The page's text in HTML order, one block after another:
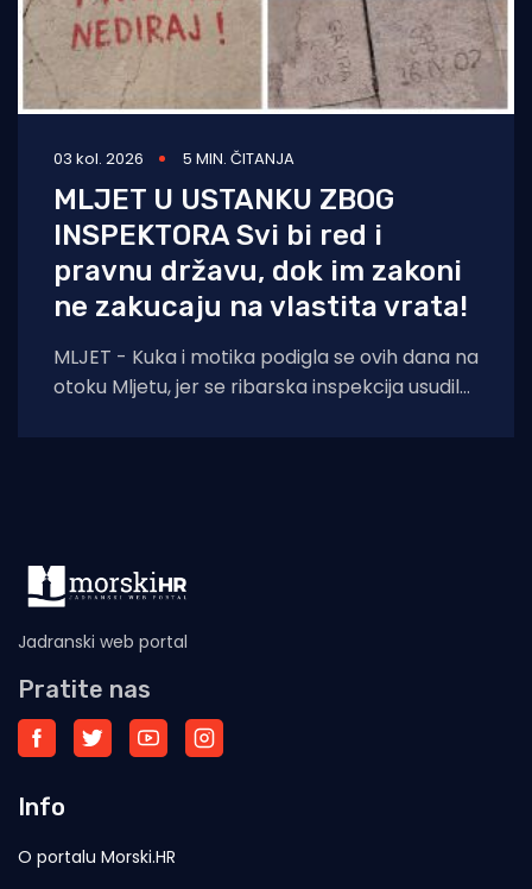
03 kol. 2026 5 MIN. ČITANJA
MLJET U USTANKU ZBOG
INSPEKTORA Svi bi red i
pravnu državu, dok im zakoni
ne zakucaju na vlastita vrata!
MLJET - Kuka i motika podigla se ovih dana na
otoku Mljetu, jer se ribarska inspekcija usudila
Jadranski web portal
Pratite nas
Info
O portalu Morski.HR